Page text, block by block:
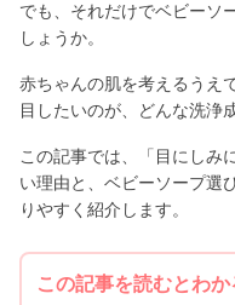
でも、それだけでベビーソ
しょうか。
赤ちゃんの肌を考えるうえ
目したいのが、どんな洗浄
この記事では、「目にしみ
い理由と、ベビーソープ選
りやすく紹介します。
この記事を読むとわか